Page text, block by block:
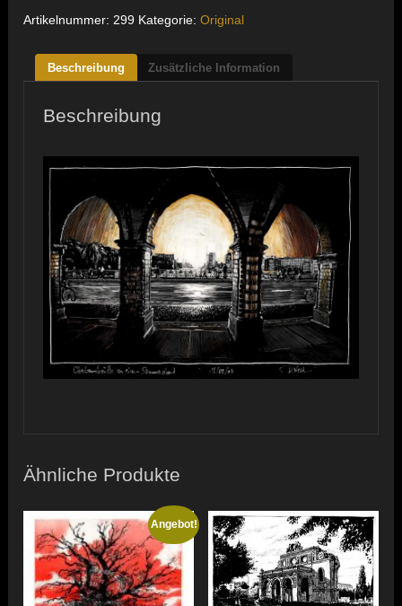
Artikelnummer:299 Kategorie:Original
Beschreibung Zusätzliche Information
Beschreibung
Ähnliche Produkte
Angebot!